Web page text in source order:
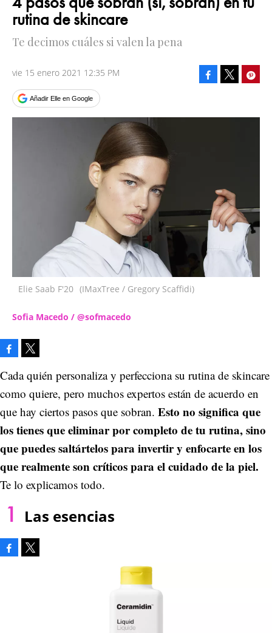
rutina de skincare
Te decimos cuáles si valen la pena
vie 15 enero 2021 12:35 PM
Añadir Elle en Google
Facebook
Elie Saab F'20 (IMaxTree / Gregory Scaffidi)
Sofia Macedo / @sofmacedo
Facebook
Cada quién personaliza y perfecciona su rutina de skincare
como quiere, pero muchos expertos están de acuerdo en
que hay ciertos pasos que sobran. Esto no significa que
los tienes que eliminar por completo de tu rutina, sino
que puedes saltártelos para invertir y enfocarte en los
que realmente son críticos para el cuidado de la piel.
Te lo explicamos todo.
Las esencias
Facebook